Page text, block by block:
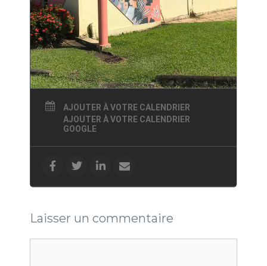
AJOUTER À VOTRE CALENDRIER
AJOUTER À VOTRE CALENDRIER
GOOGLE
Laisser un commentaire